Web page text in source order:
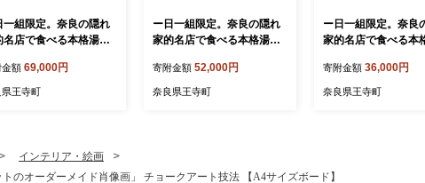
一組限定。奈良の隠れ
名店で食べる本格湯葉
分) チケット
金額 69,000円
県王寺町
ー日一組限定。奈良の隠れ
家的名店で食べる本格湯葉
名様分) チケット
寄附金額 52,000円
奈良県王寺町
ー日一組限定。奈良
家的名店で食べる本
名様分) チケット
寄附金額 36,000円
奈良県王寺町
インテリア・絵画
のオーダーメイド肖像画」 チョークアート技法 【A4サイズボード】